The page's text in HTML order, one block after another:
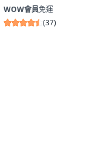
WOW會員免運
(37)